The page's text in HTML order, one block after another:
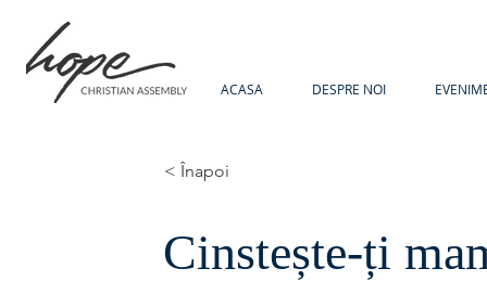
ACASA DESPRE NOI
< Înapoi
Cinstește-ți